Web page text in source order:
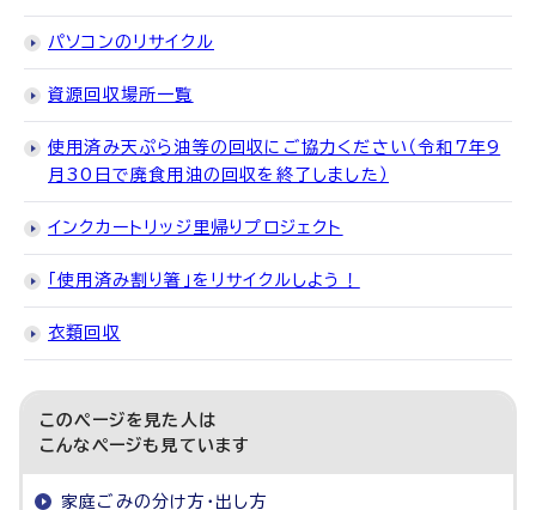
パソコンのリサイクル
資源回収場所一覧
使用済み天ぷら油等の回収にご協力ください（令和7年9
月30日で廃食用油の回収を終了しました）
インクカートリッジ里帰りプロジェクト
「使用済み割り箸」をリサイクルしよう！
衣類回収
このページを見た人は
こんなページも見ています
家庭ごみの分け方・出し方